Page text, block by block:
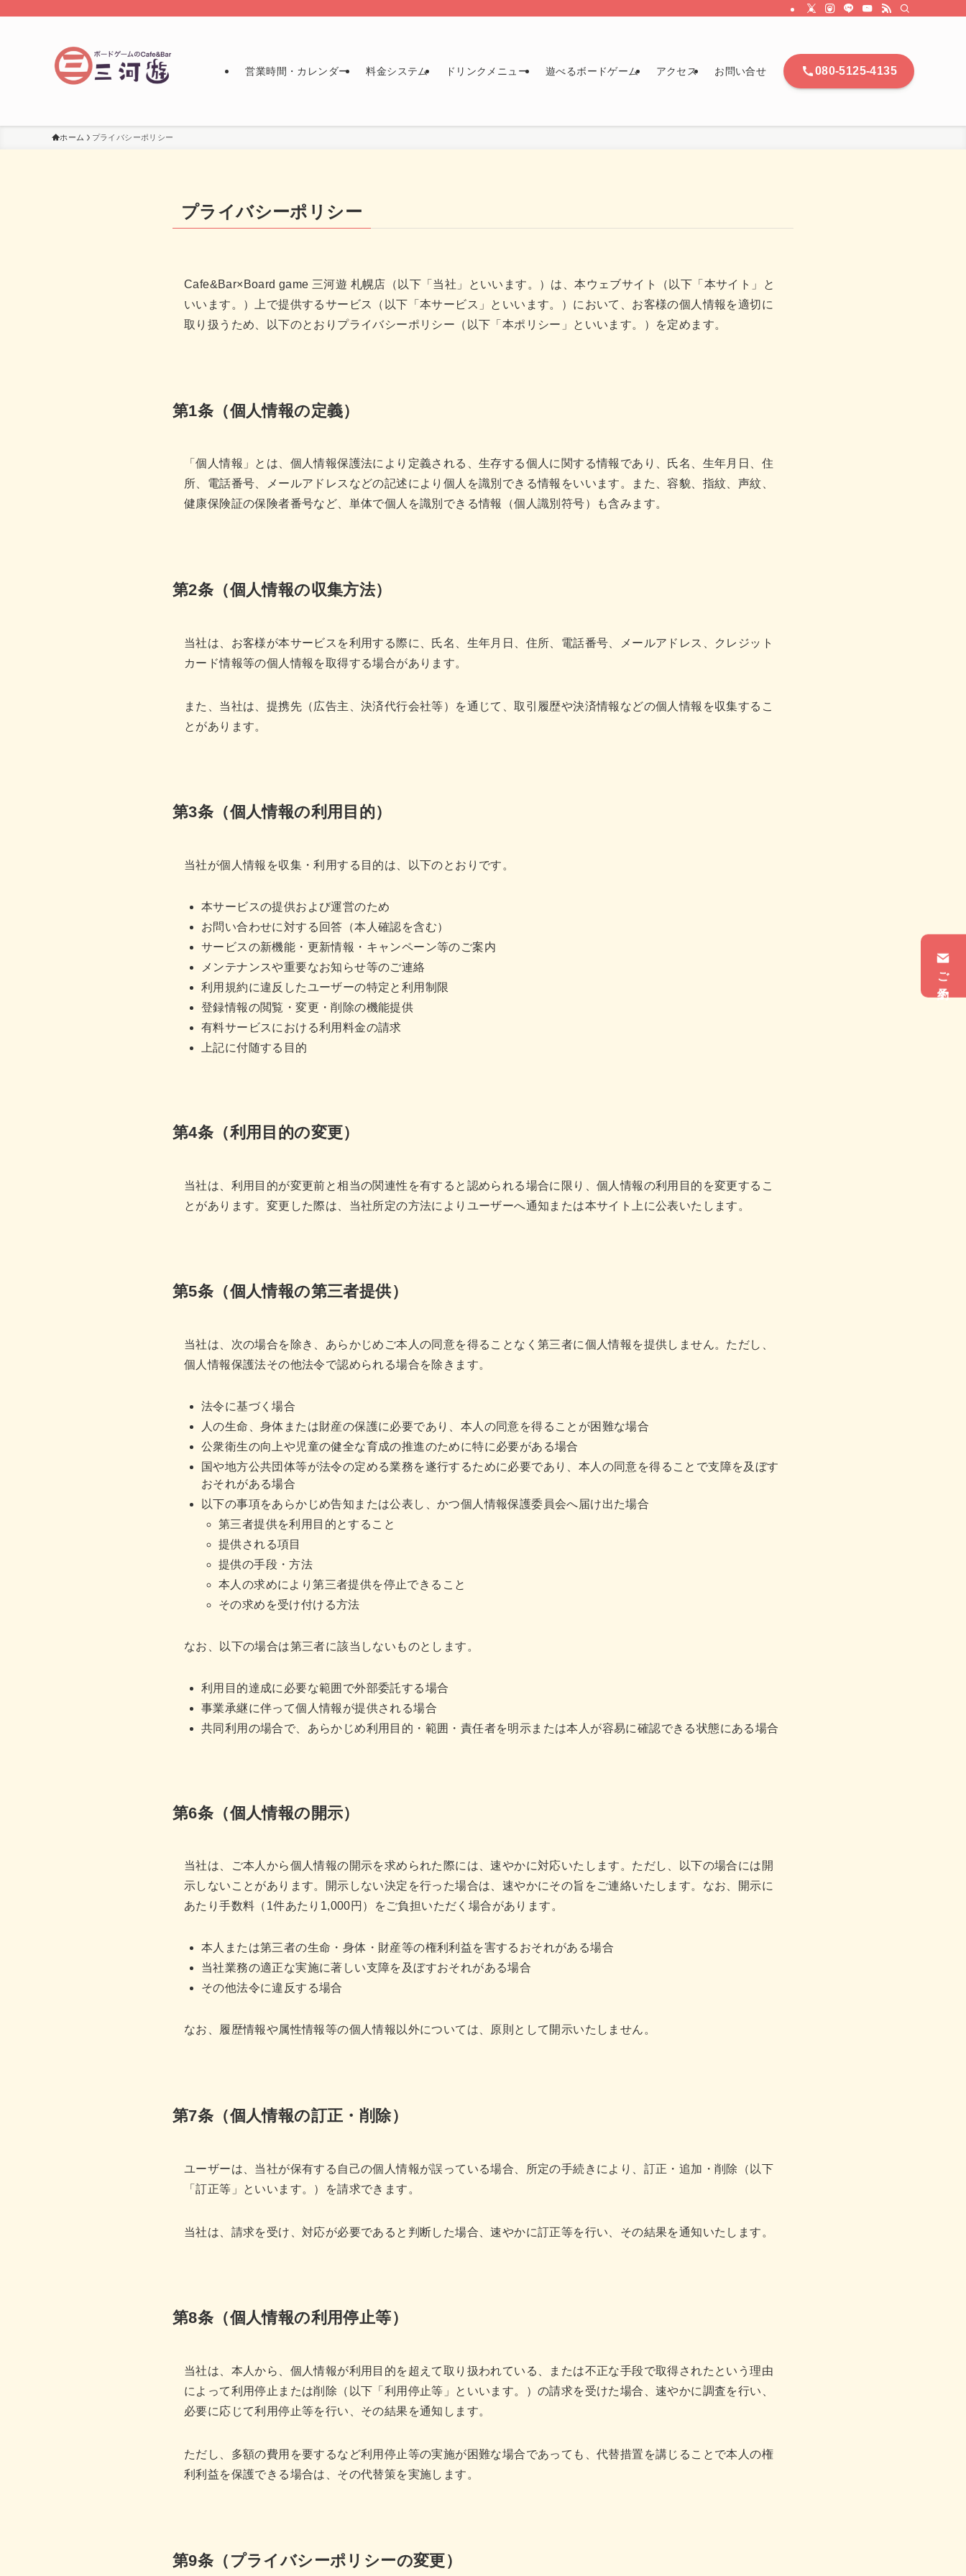
営業時間・カレンダー 料金システム ドリンクメニュー 遊べるボードゲーム アクセス お問い合せ 080-5125-4135
ホーム プライバシーポリシー
プライバシーポリシー
Cafe&Bar×Board game 三河遊 札幌店（以下「当社」といいます。）は、本ウェブサイト（以下「本サイト」と
いいます。）上で提供するサービス（以下「本サービス」といいます。）において、お客様の個人情報を適切に
取り扱うため、以下のとおりプライバシーポリシー（以下「本ポリシー」といいます。）を定めます。
第1条（個人情報の定義）
「個人情報」とは、個人情報保護法により定義される、生存する個人に関する情報であり、氏名、生年月日、住
所、電話番号、メールアドレスなどの記述により個人を識別できる情報をいいます。また、容貌、指紋、声紋、
健康保険証の保険者番号など、単体で個人を識別できる情報（個人識別符号）も含みます。
第2条（個人情報の収集方法）
当社は、お客様が本サービスを利用する際に、氏名、生年月日、住所、電話番号、メールアドレス、クレジット
カード情報等の個人情報を取得する場合があります。
また、当社は、提携先（広告主、決済代行会社等）を通じて、取引履歴や決済情報などの個人情報を収集するこ
とがあります。
第3条（個人情報の利用目的）
当社が個人情報を収集・利用する目的は、以下のとおりです。
本サービスの提供および運営のため
お問い合わせに対する回答（本人確認を含む）
サービスの新機能・更新情報・キャンペーン等のご案内
メンテナンスや重要なお知らせ等のご連絡
利用規約に違反したユーザーの特定と利用制限
登録情報の閲覧・変更・削除の機能提供
有料サービスにおける利用料金の請求
上記に付随する目的
第4条（利用目的の変更）
当社は、利用目的が変更前と相当の関連性を有すると認められる場合に限り、個人情報の利用目的を変更するこ
とがあります。変更した際は、当社所定の方法によりユーザーへ通知または本サイト上に公表いたします。
第5条（個人情報の第三者提供）
当社は、次の場合を除き、あらかじめご本人の同意を得ることなく第三者に個人情報を提供しません。ただし、
個人情報保護法その他法令で認められる場合を除きます。
法令に基づく場合
人の生命、身体または財産の保護に必要であり、本人の同意を得ることが困難な場合
公衆衛生の向上や児童の健全な育成の推進のために特に必要がある場合
国や地方公共団体等が法令の定める業務を遂行するために必要であり、本人の同意を得ることで支障を及ぼす
おそれがある場合
以下の事項をあらかじめ告知または公表し、かつ個人情報保護委員会へ届け出た場合
第三者提供を利用目的とすること
提供される項目
提供の手段・方法
本人の求めにより第三者提供を停止できること
その求めを受け付ける方法
なお、以下の場合は第三者に該当しないものとします。
利用目的達成に必要な範囲で外部委託する場合
事業承継に伴って個人情報が提供される場合
共同利用の場合で、あらかじめ利用目的・範囲・責任者を明示または本人が容易に確認できる状態にある場合
第6条（個人情報の開示）
当社は、ご本人から個人情報の開示を求められた際には、速やかに対応いたします。ただし、以下の場合には開
示しないことがあります。開示しない決定を行った場合は、速やかにその旨をご連絡いたします。なお、開示に
あたり手数料（1件あたり1,000円）をご負担いただく場合があります。
本人または第三者の生命・身体・財産等の権利利益を害するおそれがある場合
当社業務の適正な実施に著しい支障を及ぼすおそれがある場合
その他法令に違反する場合
なお、履歴情報や属性情報等の個人情報以外については、原則として開示いたしません。
第7条（個人情報の訂正・削除）
ユーザーは、当社が保有する自己の個人情報が誤っている場合、所定の手続きにより、訂正・追加・削除（以下
「訂正等」といいます。）を請求できます。
当社は、請求を受け、対応が必要であると判断した場合、速やかに訂正等を行い、その結果を通知いたします。
第8条（個人情報の利用停止等）
当社は、本人から、個人情報が利用目的を超えて取り扱われている、または不正な手段で取得されたという理由
によって利用停止または削除（以下「利用停止等」といいます。）の請求を受けた場合、速やかに調査を行い、
必要に応じて利用停止等を行い、その結果を通知します。
ただし、多額の費用を要するなど利用停止等の実施が困難な場合であっても、代替措置を講じることで本人の権
利利益を保護できる場合は、その代替策を実施します。
第9条（プライバシーポリシーの変更）
ご予約